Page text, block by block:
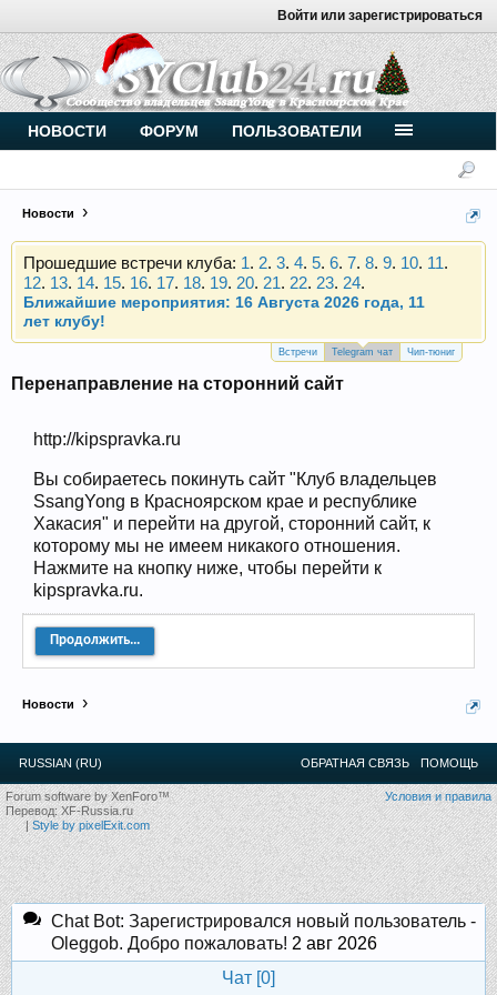
Войти или зарегистрироваться
Новости
Внимание, новые участники нашего клуба!
Основное общение происходит вTelegram-чате.
Присоединяйтесь.
Чип-тюнинг (прошивка) дизелей от
Vahmurka
12.13.14.15.16.17.18.19.20.21.22.23.24.
Ближайшие мероприятия: 16 Августа 2026 года, 11
лет клубу!
Внимание, новые участники нашего клуба!
Основное общение происходит вTelegram-чате.
Чип-тюнинг (прошивка) дизелей от
Прошедшие встречи клуба:1.2 .3.4 .5 .6.7.8.9.10
12.13.14.15.16.17.18 .19.20.21 22.23.24.
Ближайшие мероприятия: 16 Августа 2026 года, 11
лет клубу!
Встречи Telegram чат Чип-тюниг
Перенаправление на сторонний сайт
http://kipspravka.ru
Вы собираетесь покинуть сайт "Клуб владельцев
SsangYong в Красноярском крае и республике
Хакасия" и перейти на другой, сторонний сайт, к
которому мы не имеем никакого отношения.
Нажмите на кнопку ниже, чтобы перейти к
kipspravka.ru.
Продолжить...
Новости
НОВОСТИ ФОРУМ ПОЛЬЗОВАТЕЛИ
RUSSIAN (RU) ОБРАТНАЯ СВЯЗЬ ПОМОЩЬ
Условия и правила
Forum software by XenForo™
Перевод:XF-Russia.ru
|Style by pixelExit.com
Chat Bot: Зарегистрировался новый пользователь -
Oleggob. Добро пожаловать! 2 авг 2026
Чат [0]